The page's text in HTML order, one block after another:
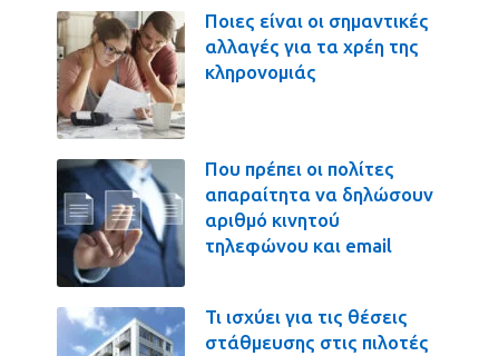
Ποιες είναι οι σημαντικές
αλλαγές για τα χρέη της
κληρονομιάς
Που πρέπει οι πολίτες
απαραίτητα να δηλώσουν
αριθμό κινητού
τηλεφώνου και email
Τι ισχύει για τις θέσεις
στάθμευσης στις πιλοτές